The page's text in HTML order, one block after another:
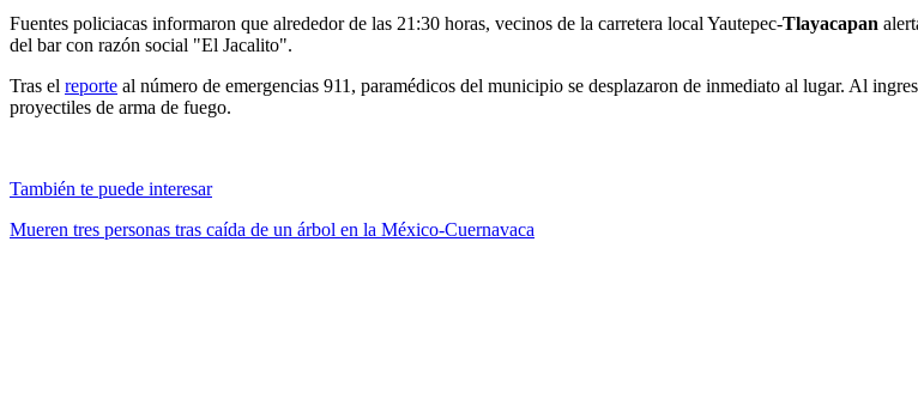
Fuentes policiacas informaron que alrededor de las 21:30 horas, vecinos de la carretera local Yautepec-Tlayacapan
del bar con razón social "El Jacalito".
Tras el reporte al número de emergencias 911, paramédicos del municipio se desplazaron de inmediato al lugar. Al
proyectiles de arma de fuego.
También te puede interesar
Mueren tres personas tras caída de un árbol en la México-Cuernavaca